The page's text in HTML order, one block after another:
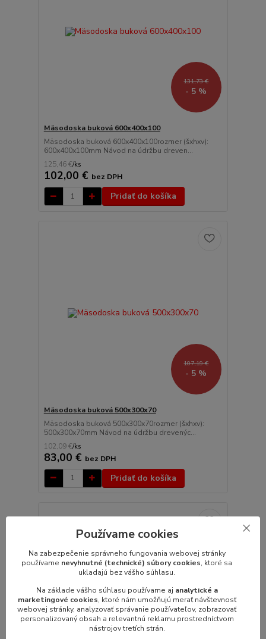
131,73 €
- 5 %
Mäsodoska buková 600x400x100
Mäsodoska buková 600x400x100rozmer (šxhxv):
600x400x100mm Návod na údržbu dreven...
125,46 €/ks
102,00 € bez DPH
Pridať do košíka
107,19 €
- 5 %
Mäsodoska buková 500x300x70
Mäsodoska buková 500x300x70rozmer (šxhxv):
500x300x70mm Návod na údržbu drevenýc...
102,09 €/ks
83,00 € bez DPH
Pridať do košíka
Používame cookies
Na zabezpečenie správneho fungovania webovej stránky
používame nevyhnutné (technické) súbory cookies, ktoré sa
ukladajú bez vášho súhlasu.
Na základe vášho súhlasu používame aj analytické a
marketingové cookies, ktoré nám umožňujú merať návštevnosť
webovej stránky, analyzovať správanie používateľov, zobrazovať
personalizovaný obsah a relevantnú reklamu prostredníctvom
nástrojov tretích strán.